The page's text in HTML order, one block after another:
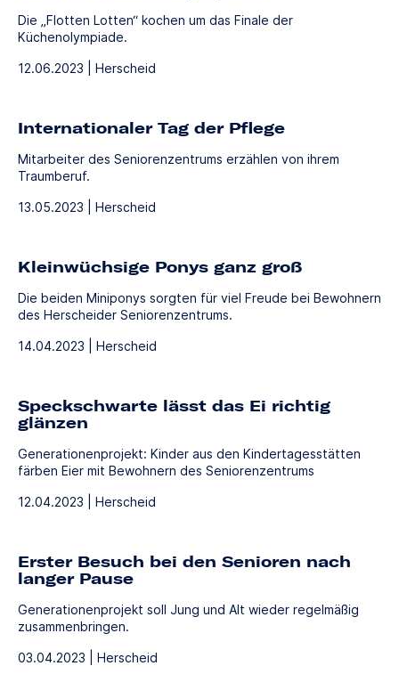
Die „Flotten Lotten“ kochen um das Finale der
Küchenolympiade.
12.06.2023 | Herscheid
Internationaler Tag der Pflege
Mitarbeiter des Seniorenzentrums erzählen von ihrem
Traumberuf.
13.05.2023 | Herscheid
Kleinwüchsige Ponys ganz groß
Die beiden Miniponys sorgten für viel Freude bei Bewohnern
des Herscheider Seniorenzentrums.
14.04.2023 | Herscheid
Speckschwarte lässt das Ei richtig
glänzen
Generationenprojekt: Kinder aus den Kindertagesstätten
färben Eier mit Bewohnern des Seniorenzentrums
12.04.2023 | Herscheid
Erster Besuch bei den Senioren nach
langer Pause
Generationenprojekt soll Jung und Alt wieder regelmäßig
zusammenbringen.
03.04.2023 | Herscheid